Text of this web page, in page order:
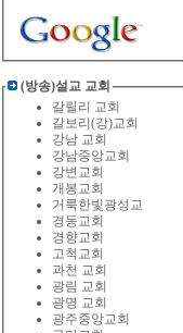
(방송)설교 교회
갈릴리 교회
갈보리(강)교회
강남 교회
강남중앙교회
강변교회
개봉교회
거룩한빛광성교
경동교회
경향교회
고척교회
과천 교회
광림 교회
광명 교회
광주중앙교회